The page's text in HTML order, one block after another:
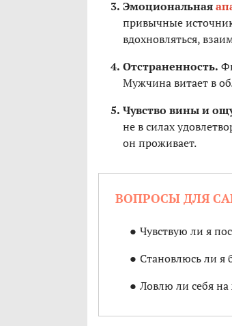
Эмоциональная
привычные
вдохновляться,
Отстраненность.
Мужчина витает в
Чувство вины и
не в силах
он проживает.
ВОПРОСЫ ДЛЯ
Чувствую ли я
Становлюсь ли
Ловлю ли себя на